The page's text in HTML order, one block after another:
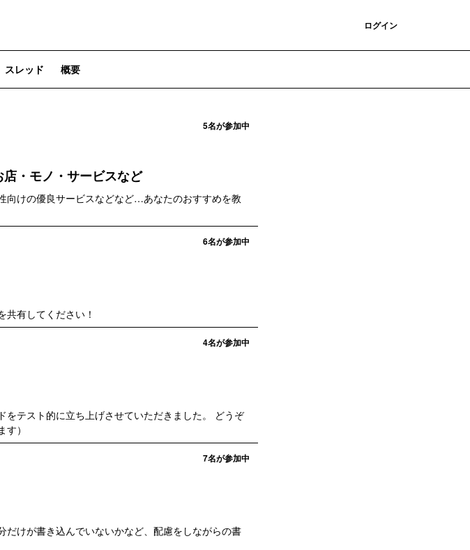
ログイン
スレッド 概要
5名が参加中
店・モノ・サービスなど
向けの優良サービスなどなど…あなたのおすすめを教
6名が参加中
有してください！
4名が参加中
テスト的に立ち上げさせていただきました。 どうぞ
）
7名が参加中
けが書き込んでいないかなど、配慮をしながらの書